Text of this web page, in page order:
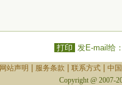
打印 发E-mail给
网站声明 服务条款 联系方式| 中
Copyright @ 2007-